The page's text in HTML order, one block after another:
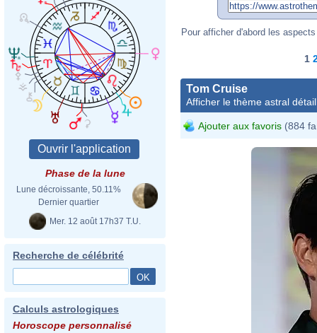
Phase de la lune
Lune décroissante, 50.11%
Dernier quartier
Mer. 12 août 17h37 T.U.
Recherche de célébrité
Calculs astrologiques
Horoscope personnalisé
Pour afficher d'abord les
1
Tom Cruise
Afficher le thème astral
Ajouter aux favoris (884